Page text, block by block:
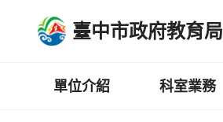
臺中市政府教育局
單位介紹 科室業務